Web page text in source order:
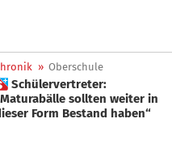
» Oberschule
sollten weiter in
Form Bestand haben“